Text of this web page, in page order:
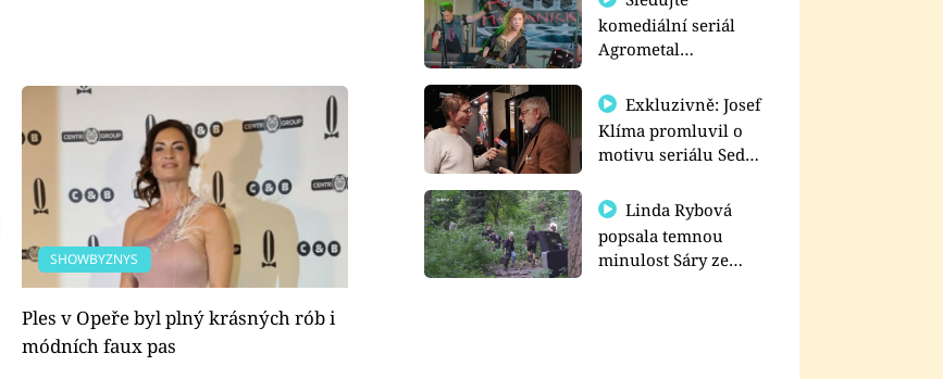
SHOWBYZNYS
Ples v Opeře byl plný krásných rób i
módních faux pas
komediální seriál
Agrometal
prima+
Exkluzivně: Josef
Klíma promluvil o
motivu seriálu Sedm
Linda Rybová
popsala temnou
minulost Sáry ze